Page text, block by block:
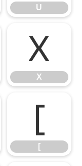
U
X
X
[
[